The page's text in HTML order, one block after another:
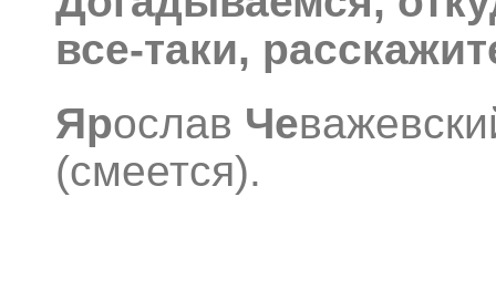
все-таки,
Ярослав Че
(смеется).